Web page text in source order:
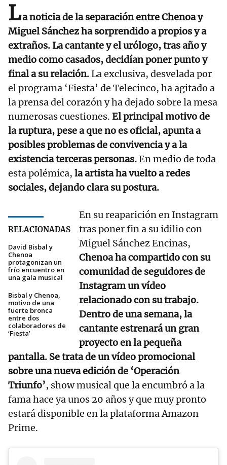
La noticia de la separación entreChenoa y
Miguel Sánchezha sorprendido a propios y a
extraños. La cantante y el urólogo, tras año y
medio como casados, decidían poner punto y
final a su relación.La exclusiva, desvelada por
el programa ‘Fiesta’ de Telecinco, ha agitado a
la prensa del corazón y ha dejado sobre la mesa
numerosas cuestiones. El principal motivo de
la ruptura, pese a que no es oficial, apunta a
posibles problemas de convivencia y a la
existencia terceras personas.En medio de toda
esta polémica, la artista ha vuelto a redes
sociales, dejando clara su postura.
RELACIONADAS
David Bisbal y
Chenoa
protagonizan un
frío encuentro en
una gala musical
Bisbal y Chenoa,
motivo de una
fuerte bronca
entre dos
colaboradores de
‘Fiesta’
En su reaparición en Instagram
tras poner fin a su idilio con
Miguel Sánchez Encinas,
Chenoa ha compartido con su
comunidad de seguidores de
Instagram un vídeo
relacionado con su trabajo.
Dentro de una semana, la
cantante estrenará un gran
proyecto en la pequeña
pantalla. Se trata de un vídeo promocional
sobre una nueva edición de ‘Operación
Triunfo’, show musical que la encumbró a la
fama hace ya unos 20 años y que muy pronto
estará disponible en la plataforma Amazon
Prime.